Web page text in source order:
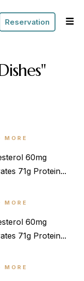
Reservation
MORE
60mg
71g Protein...
MORE
60mg
71g Protein...
MORE